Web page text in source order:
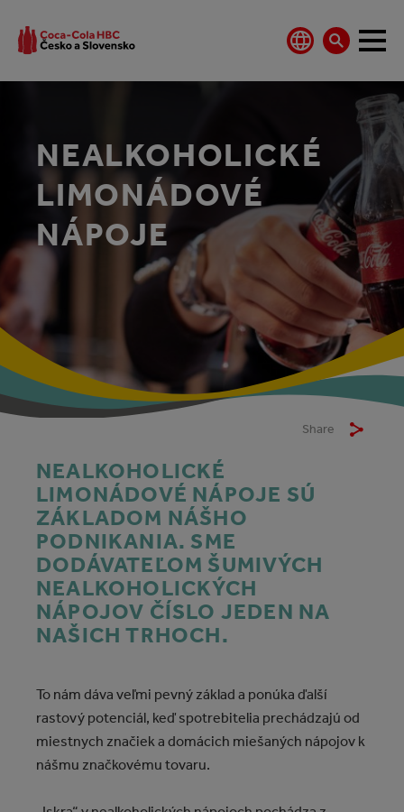
NEALKOHOLICKÉ
LIMONÁDOVÉ
NÁPOJE
Share
NEALKOHOLICKÉ
LIMONÁDOVÉ NÁPOJE SÚ
ZÁKLADOM NÁŠHO
PODNIKANIA. SME
DODÁVATEĽOM ŠUMIVÝCH
NEALKOHOLICKÝCH
NÁPOJOV ČÍSLO JEDEN NA
NAŠICH TRHOCH.
To nám dáva veľmi pevný základ a ponúka ďalší
rastový potenciál, keď spotrebitelia prechádzajú od
miestnych značiek a domácich miešaných nápojov k
nášmu značkovému tovaru.